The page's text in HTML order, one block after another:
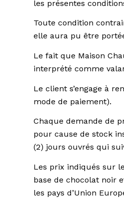
les présentes
Toute condition
elle aura pu être
Le fait que Maison
interprété comme
Le client s’engage à
mode de paiement).
Chaque demande de
pour cause de stock
(2) jours ouvrés qui
Les prix indiqués sur
base de chocolat noir
les pays d’Union